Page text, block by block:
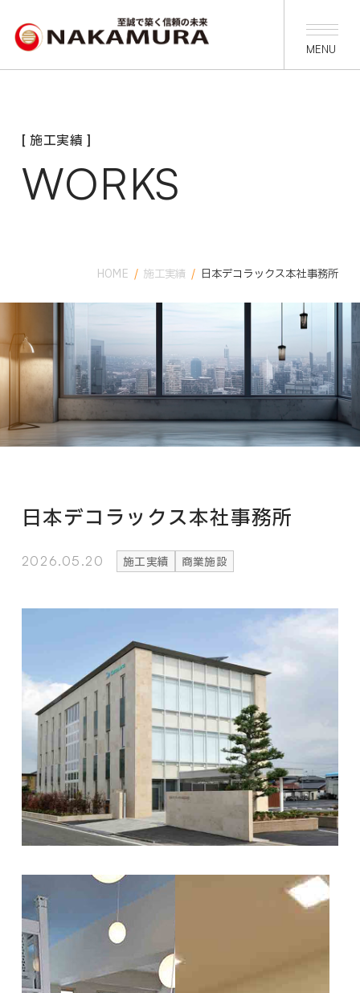
[ 施工実績 ]
WORKS
HOME / 施工実績 / 日本デコラックス本社事務所
日本デコラックス本社事務所
2026.05.20 施工実績 商業施設